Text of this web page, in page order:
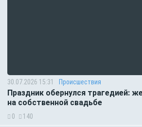
30.07.2026 15:31 Происшествия
Праздник обернулся трагедией:
на собственной свадьбе
0 140